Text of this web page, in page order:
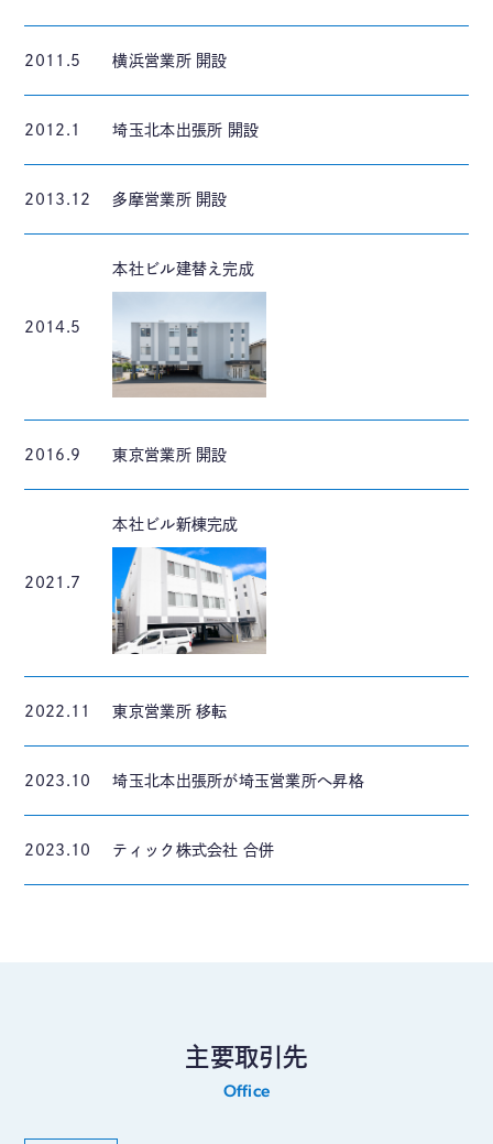
2011.5 横浜営業所 開設
2012.1 埼玉北本出張所 開設
2013.12 多摩営業所 開設
2014.5
本社ビル建替え完成
2016.9 東京営業所 開設
2021.7
本社ビル新棟完成
2022.11 東京営業所 移転
2023.10 埼玉北本出張所が埼玉営業所へ昇格
2023.10 ティック株式会社 合併
主要取引先
Office